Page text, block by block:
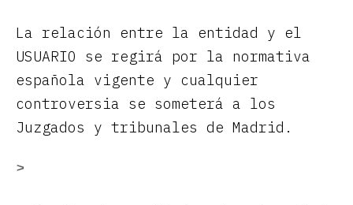
La relación entre la entidad y el
USUARIO se regirá por la normativa
española vigente y cualquier
controversia se someterá a los
Juzgados y tribunales de Madrid.
>